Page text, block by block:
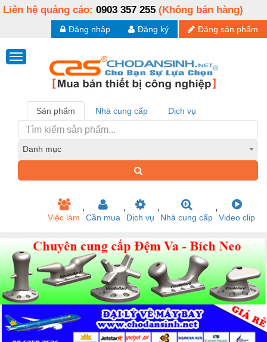
Liên hệ quảng cáo: 0903 357 255 (Không bán hàng)
Đăng sản phẩm
Đăng ký
Đăng nhập
Sản phẩm Nhà cung cấp Dịch vụ
Danh mục
Việc làm Cần mua Dịch vụ Nhà cung cấp Video clip